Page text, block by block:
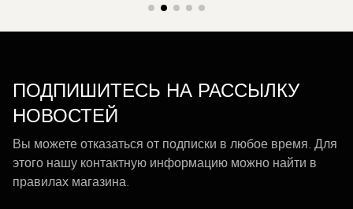
ПОДПИШИТЕСЬ НА РАССЫЛКУ
НОВОСТЕЙ
Вы можете отказаться от подписки в любое время. Для
этого нашу контактную информацию можно найти в
правилах магазина.